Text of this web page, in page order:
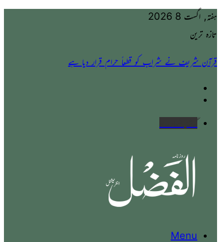
ہفتہ, اگست 8 2026
تازہ ترین
شراب، جوئے اور قرعہ اندازی کے تیر سب شیطانی کام ہیں
Menu